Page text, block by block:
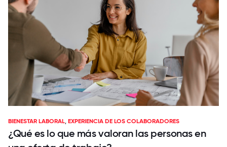
BIENESTAR LABORAL,EXPERIENCIA DE LOS COLABORADORES
¿Qué es lo que más valoran las personas en